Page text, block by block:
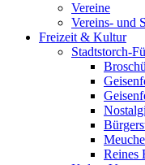
Vereine
Vereins- und
Freizeit & Kultur
Stadtstorch-
Reines